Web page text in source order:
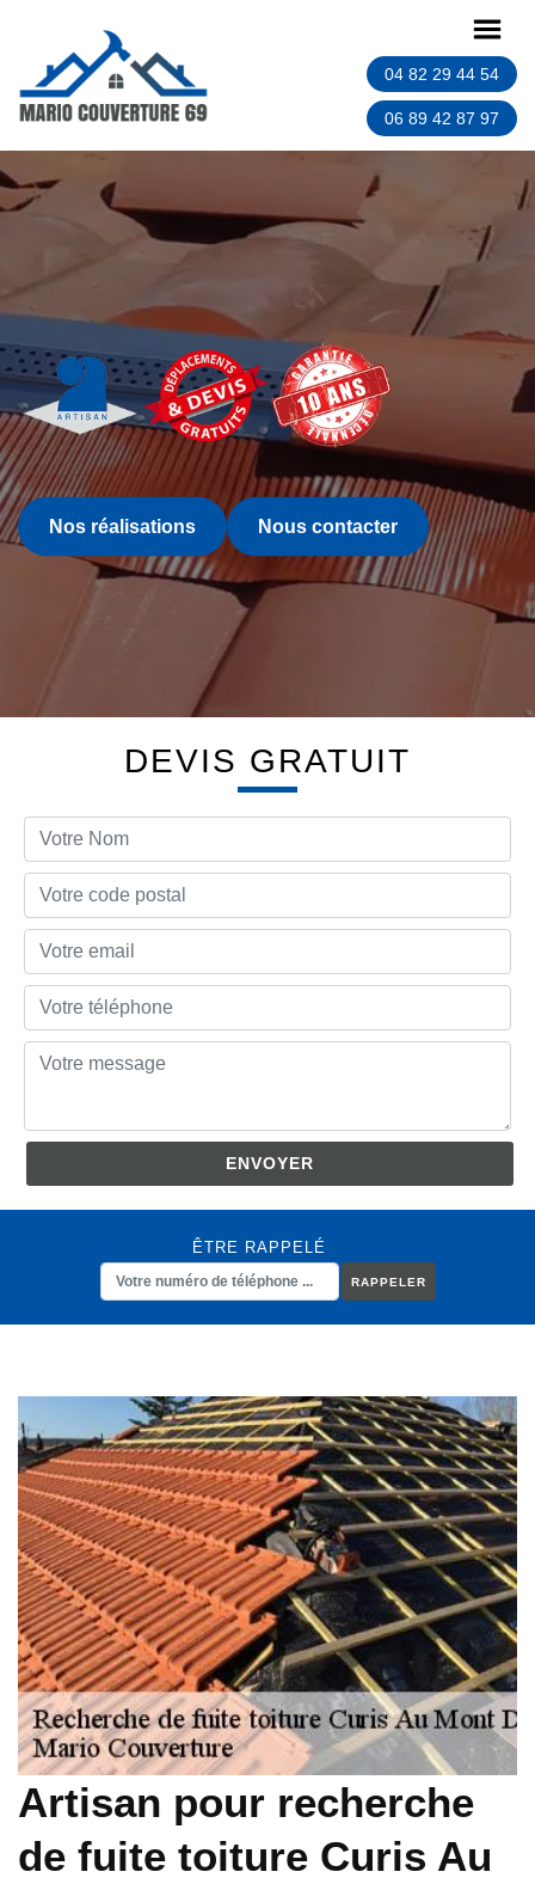
04 82 29 44 54
06 89 42 87 97
Nos réalisations Nous contacter
DEVIS GRATUIT
ÊTRE RAPPELÉ
Artisan pour recherche
de fuite toiture Curis Au